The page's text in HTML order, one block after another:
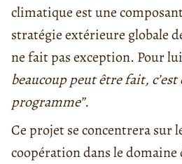
climatique est une
stratégie extérieure globale
ne fait pas exception. Pour
beaucoup peut être fait,
programme”.
Ce projet se concentrera sur
coopération dans le domaine